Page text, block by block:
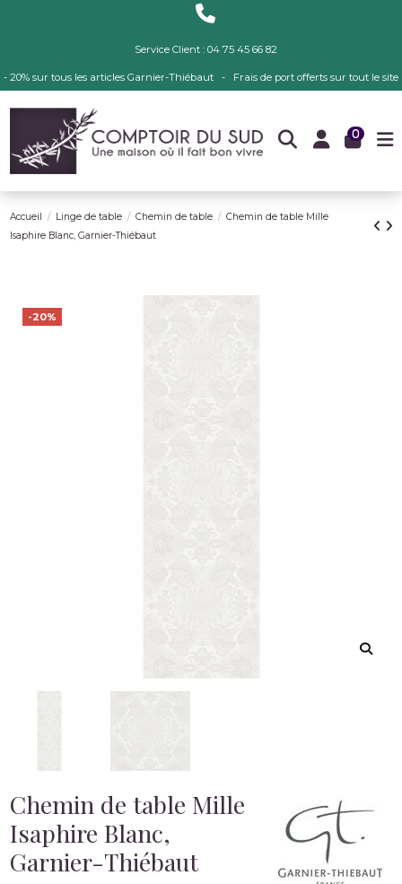
Service Client : 04 75 45 66 82
- 20% sur tous les articles Garnier-Thiébaut - Frais de port offerts sur tout le site
0
Accueil Linge de table Chemin de table
Chemin de table Mille
Isaphire Blanc, Garnier-Thiébaut
-20%
Chemin de table Mille
Isaphire Blanc,
Garnier-Thiébaut